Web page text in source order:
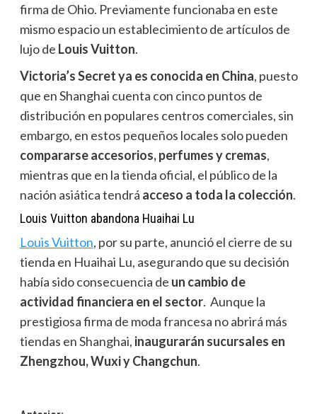
firma de Ohio. Previamente funcionaba en este
mismo espacio un establecimiento de artículos de
lujo de Louis Vuitton.
Victoria’s Secret ya es conocida en China, puesto
que en Shanghai cuenta con cinco puntos de
distribución en populares centros comerciales, sin
embargo, en estos pequeños locales solo pueden
compararse accesorios, perfumes y cremas,
mientras que en la tienda oficial, el público de la
nación asiática tendrá acceso a toda la colección.
Louis Vuitton abandona Huaihai Lu
Louis Vuitton, por su parte, anunció el cierre de su
tienda en Huaihai Lu, asegurando que su decisión
había sido consecuencia de un cambio de
actividad financiera en el sector. Aunque la
prestigiosa firma de moda francesa no abrirá más
tiendas en Shanghai, inaugurarán sucursales en
Zhengzhou, Wuxi y Changchun.